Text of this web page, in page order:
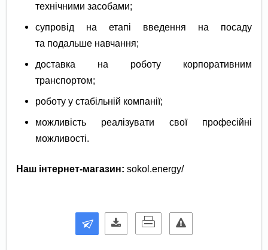
технічними засобами;
супровід на етапі введення на посаду
та подальше навчання;
доставка на роботу корпоративним
транспортом;
роботу у стабільній компанії;
можливість реалізувати свої професійні
можливості.
Наш інтернет-магазин: sokol.energy/